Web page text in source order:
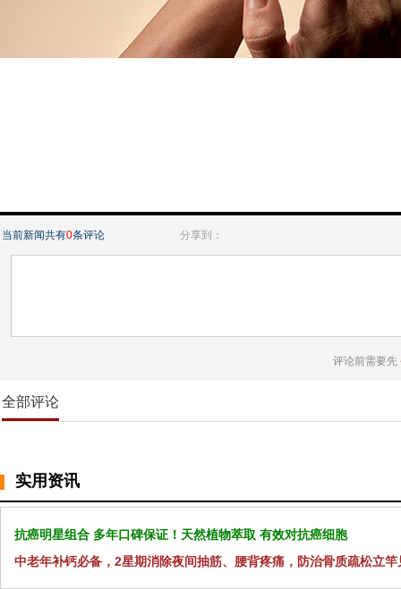
当前新闻共有0条评论 分享到：
评论前需要先
全部评论
实用资讯
抗癌明星组合 多年口碑保证！天然植物萃取 有效对抗癌细胞
中老年补钙必备，2星期消除夜间抽筋、腰背疼痛，防治骨质疏松立竿